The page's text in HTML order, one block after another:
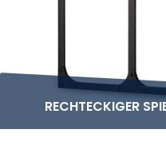
RECHTECKIGER